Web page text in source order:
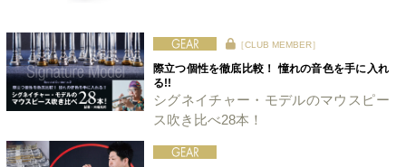
［CLUB MEMBER］
際立つ個性を徹底比較！ 憧れの音色を手に入れ
る!!
シグネイチャー・モデルのマウスピー
ス吹き比べ28本！